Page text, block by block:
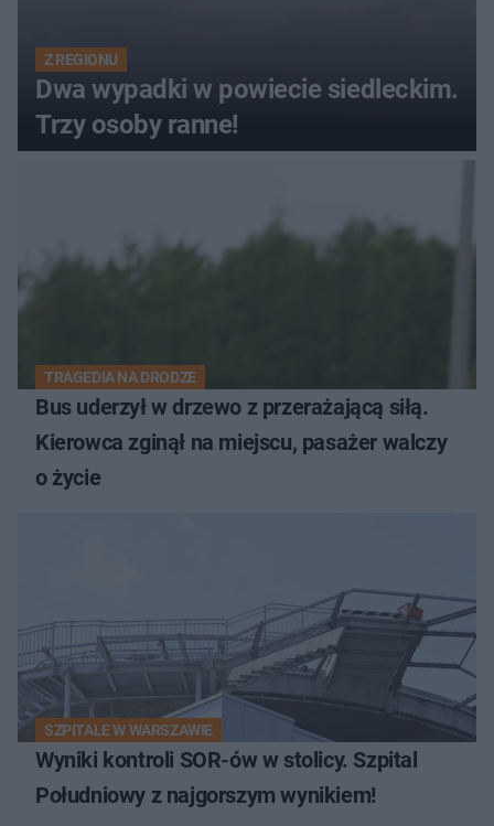
Z REGIONU
Dwa wypadki w powiecie siedleckim.
Trzy osoby ranne!
TRAGEDIA NA DRODZE
Bus uderzył w drzewo z przerażającą siłą.
Kierowca zginął na miejscu, pasażer walczy
o życie
SZPITALE W WARSZAWIE
Wyniki kontroli SOR-ów w stolicy. Szpital
Południowy z najgorszym wynikiem!